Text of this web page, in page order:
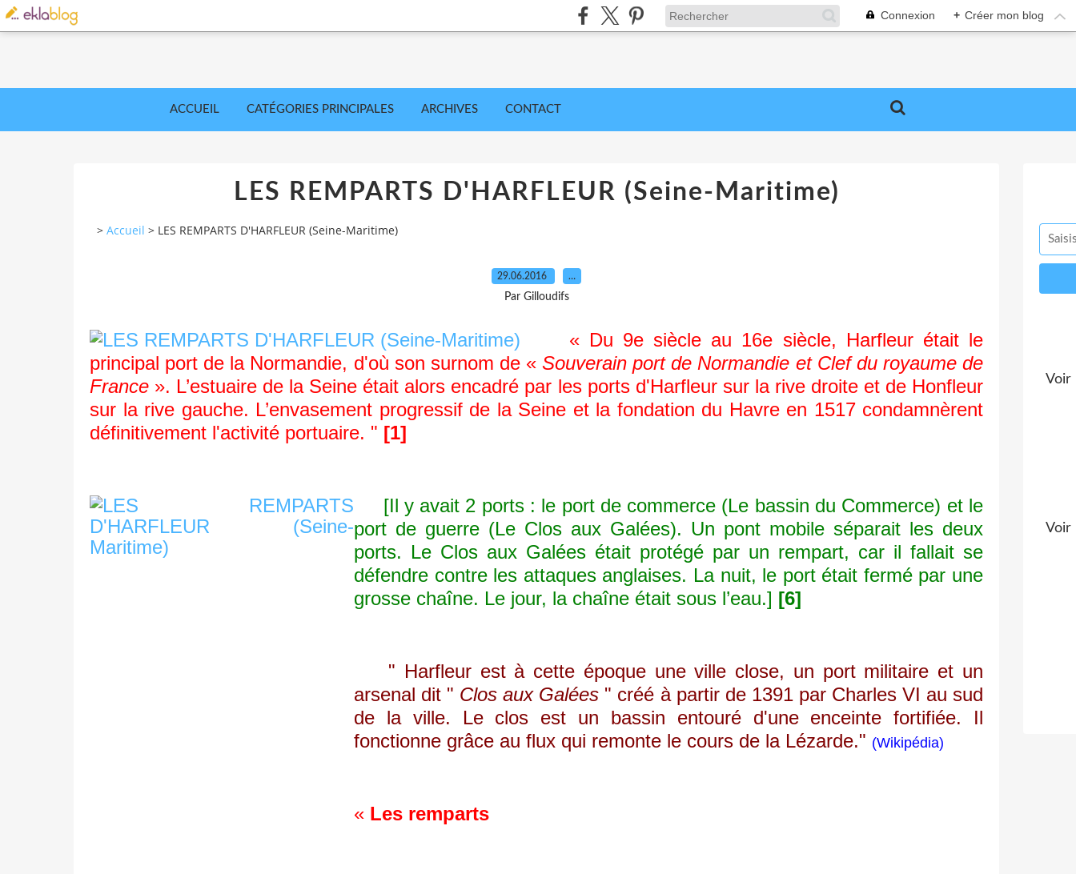
Connexion + Créer mon blog
ACCUEIL CATÉGORIES PRINCIPALES ARCHIVES CONTACT
LES REMPARTS D'HARFLEUR (Seine-Maritime)
> Accueil > LES REMPARTS D'HARFLEUR (Seine-Maritime)
29.06.2016 …
Par Gilloudifs
« Du 9e siècle au 16e siècle, Harfleur était le
principal port de la Normandie, d'où son surnom de «Souverain port de Normandie et Clef du royaume de
France ». L’estuaire de la Seine était alors encadré par les ports d'Harfleur sur la rive droite et de Honfleur
sur la rive gauche. L’envasement progressif de la Seine et la fondation du Havre en 1517 condamnèrent
définitivement l'activité portuaire. " [1]
[Il y avait 2 ports : le port de commerce (Le bassin du Commerce) et le
port de guerre (Le Clos aux Galées). Un pont mobile séparait les deux
ports. Le Clos aux Galées était protégé par un rempart, car il fallait se
défendre contre les attaques anglaises. La nuit, le port était fermé par une
grosse chaîne. Le jour, la chaîne était sous l’eau.] [6]
" Harfleur est à cette époque une ville close, un port militaire et un
arsenal dit " Clos aux Galées " créé à partir de 1391 par Charles VI au sud
de la ville. Le clos est un bassin entouré d'une enceinte fortifiée. Il
fonctionne grâce au flux qui remonte le cours de la Lézarde." (Wikipédia)
« Les remparts
Voir
Voir